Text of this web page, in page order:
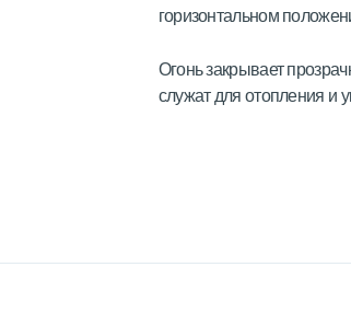
горизонтальном
Огонь закрывает
служат для отопления и